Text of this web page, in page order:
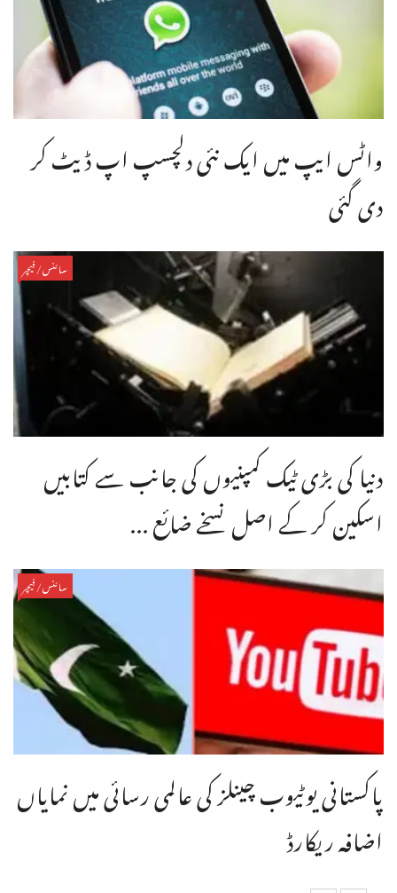
واٹس ایپ میں ایک نئی دلچسپ اپ ڈیٹ کر
دی گئی
سائنس/فیچر
دنیا کی بڑی ٹیک کمپنیوں کی جانب سے کتابیں
اسکین کر کے اصل نسخے ضائع ...
سائنس/فیچر
پاکستانی یوٹیوب چینلز کی عالمی رسائی میں نمایاں
اضافہ ریکارڈ